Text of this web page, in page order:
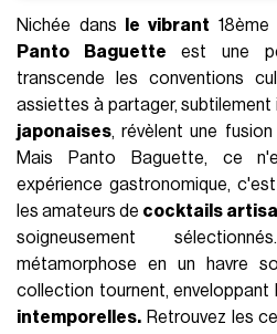
Nichée dans le vibrant 18ème
Panto Baguette est une
transcende les conventions
assiettes à partager, subtilement
japonaises, révèlent une fusion
Mais Panto Baguette, ce
expérience gastronomique,
les amateurs de cocktails
soigneusement
métamorphose en un havre
collection tournent, enveloppant
intemporelles. Retrouvez les